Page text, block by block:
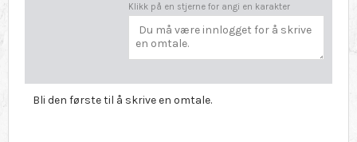
Klikk på en stjerne for angi en karakter
Bli den første til å skrive en omtale.